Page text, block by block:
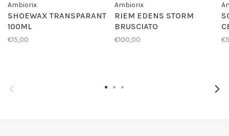
Ambiorix
SHOEWAX TRANSPARANT
100ML
€15,00
Ambiorix
RIEM EDENS STORM
BRUSCIATO
€100,00